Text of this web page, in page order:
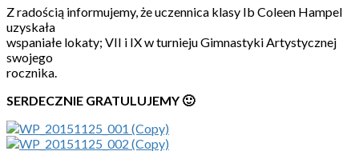
Z radością informujemy, że uczennica klasy Ib Coleen Hampel
uzyskała
wspaniałe lokaty; VII i IX w turnieju Gimnastyki Artystycznej
swojego
rocznika.
SERDECZNIE GRATULUJEMY 🙂